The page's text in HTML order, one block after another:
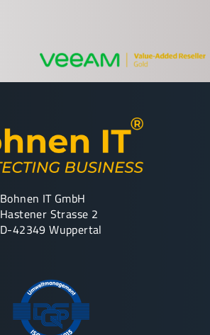
Bohnen IT GmbH
Hastener Strasse 2
D-42349 Wuppertal